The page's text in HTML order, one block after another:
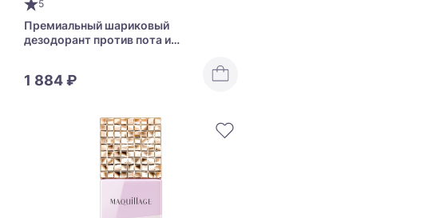
5
Премиальный шариковый
дезодорант против пота и
1 884 ₽